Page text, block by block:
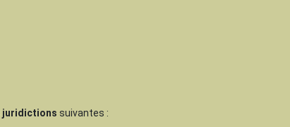
juridictions suivantes :